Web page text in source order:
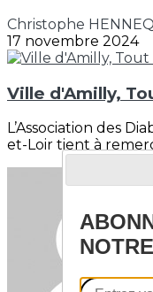
Christophe
17 novembre 2024
Ville d'Amilly,
L’Association des
et-Loir tient à